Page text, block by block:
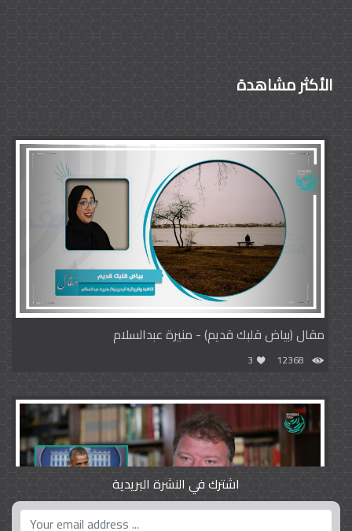
الأكثر مشاهدة
مقال (بياض قلبك قديم) - منيرة عبدالسلام
12368
3
اشترك في النشرة البريدية